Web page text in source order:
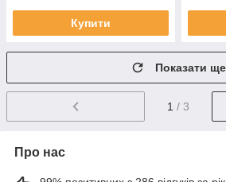
Купити
Показати ще
1 / 3
Про нас